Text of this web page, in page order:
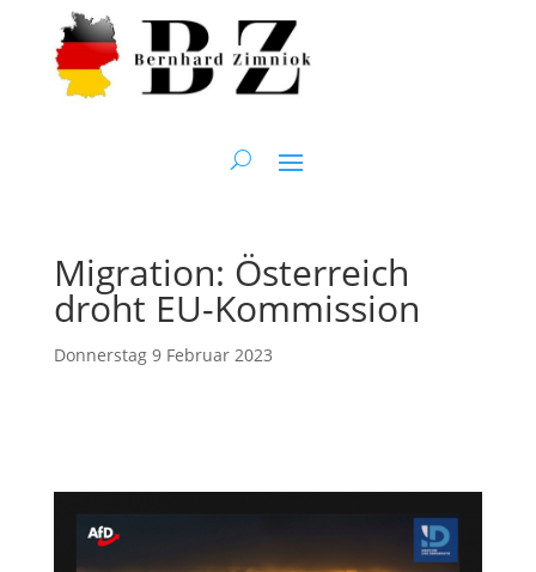
Migration: Österreich
droht EU-Kommission
Donnerstag 9 Februar 2023